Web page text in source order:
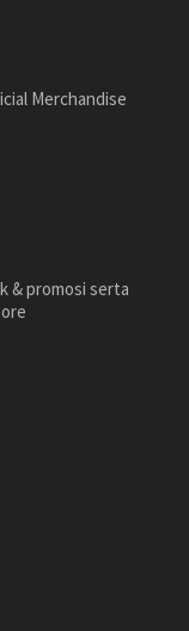
& promosi serta